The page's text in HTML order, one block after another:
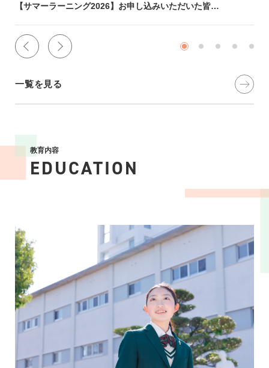
【サマーラーニング2026】お申し込みいただいた皆さんへ
一覧を見る
教育内容
EDUCATION